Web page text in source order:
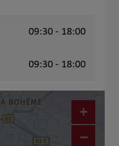
09:30 - 18:00
09:30 - 18:00
+
−